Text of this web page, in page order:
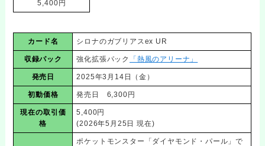
5,400円
カード名 シロナのガブリアスex UR
収録パック 強化拡張パック 「熱風のアリーナ」
発売日 2025年3月14日（金）
初動価格 発売日 6,300円
現在の取引価
格
5,400円
(2026年5月25日 現在)
ポケットモンスター「ダイヤモンド・パール」で